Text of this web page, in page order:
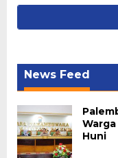
News Feed
Huni